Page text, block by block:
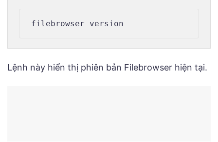
Lệnh này hiển thị phiên bản Filebrowser hiện tại.